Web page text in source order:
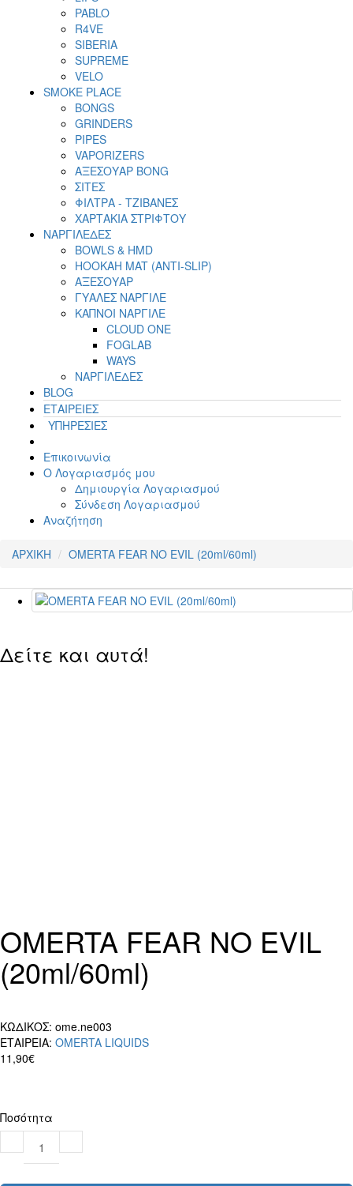
PABLO
R4VE
SIBERIA
SUPREME
VELO
SMOKE PLACE
BONGS
GRINDERS
PIPES
VAPORIZERS
ΑΞΕΣΟΥΑΡ BONG
ΣΙΤΕΣ
ΦΙΛΤΡΑ - ΤΖΙΒΑΝΕΣ
ΧΑΡΤΑΚΙΑ ΣΤΡΙΦΤΟΥ
ΝΑΡΓΙΛΕΔΕΣ
BOWLS & HMD
HOOKAH MAT (ANTI-SLIP)
ΑΞΕΣΟΥΑΡ
ΓΥΑΛΕΣ ΝΑΡΓΙΛΕ
ΚΑΠΝΟΙ ΝΑΡΓΙΛΕ
CLOUD ONE
FOGLAB
WAYS
ΝΑΡΓΙΛΕΔΕΣ
BLOG
ΕΤΑΙΡΕΙΕΣ
ΥΠΗΡΕΣΙΕΣ
Επικοινωνία
Ο Λογαριασμός μου
Δημιουργία Λογαριασμού
Σύνδεση Λογαριασμού
Αναζήτηση
ΑΡΧΙΚΗ OMERTA FEAR NO EVIL (20ml/60ml)
Δείτε και αυτά!
OMERTA FEAR NO EVIL
(20ml/60ml)
ΚΩΔΙΚΟΣ: ome.ne003
ΕΤΑΙΡΕΙΑ: OMERTA LIQUIDS
11,90€
Ποσότητα